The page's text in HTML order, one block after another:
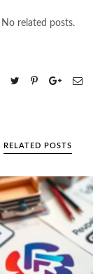
No related posts.
RELATED POSTS